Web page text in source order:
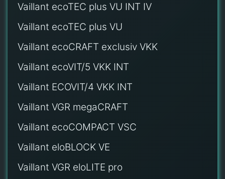
Vaillant ecoTEC plus VU INT IV
Vaillant ecoTEC plus VU
Vaillant ecoCRAFT exclusiv VKK
Vaillant ecoVIT/5 VKK INT
Vaillant ECOVIT/4 VKK INT
Vaillant VGR megaCRAFT
Vaillant ecoCOMPACT VSC
Vaillant eloBLOCK VE
Vaillant VGR eloLITE pro